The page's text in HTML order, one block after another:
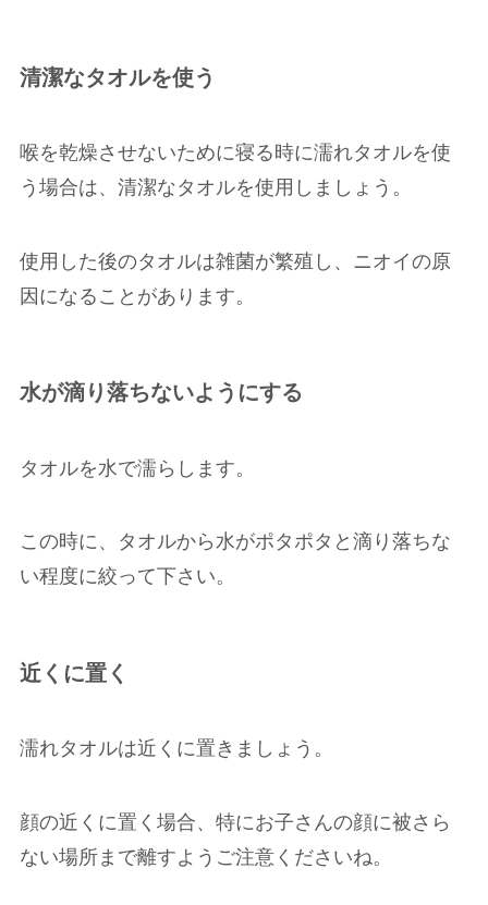
清潔なタオルを使う
喉を乾燥させないために寝る時に濡れタオルを使
う場合は、清潔なタオルを使用しましょう。
使用した後のタオルは雑菌が繁殖し、ニオイの原
因になることがあります。
水が滴り落ちないようにする
タオルを水で濡らします。
この時に、タオルから水がポタポタと滴り落ちな
い程度に絞って下さい。
近くに置く
濡れタオルは近くに置きましょう。
顔の近くに置く場合、特にお子さんの顔に被さら
ない場所まで離すようご注意くださいね。